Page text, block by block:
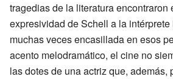
tragedias de la literatura encontraron
expresividad de Schell a la
muchas veces encasillada en esos
acento melodramático, el cine no
las dotes de una actriz que, además,